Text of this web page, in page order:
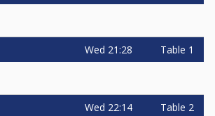
Wed 21:28 Table 1
Wed 22:14 Table 2